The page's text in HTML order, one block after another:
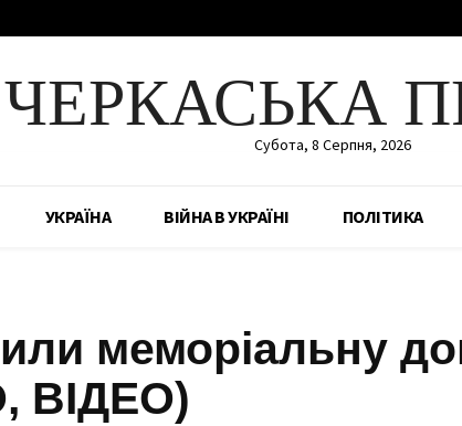
ЧЕРКАСЬКА
Субота, 8 Серпня, 2026
УКРАЇНА ВІЙНА В УКРАЇНІ ПОЛІТИКА
меморіальну
ВІДЕО)